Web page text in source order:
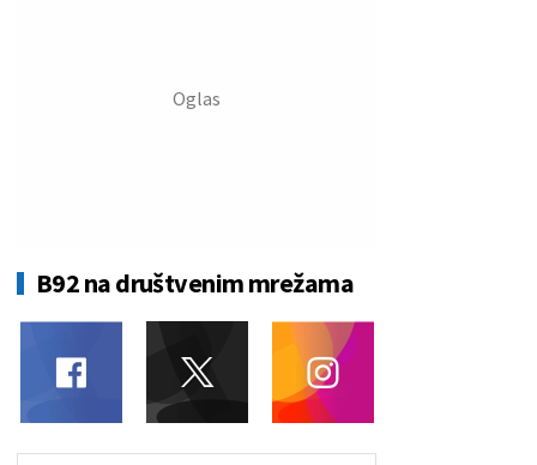
B92 na društvenim mrežama